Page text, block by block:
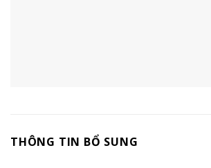
THÔNG TIN BỔ SUNG